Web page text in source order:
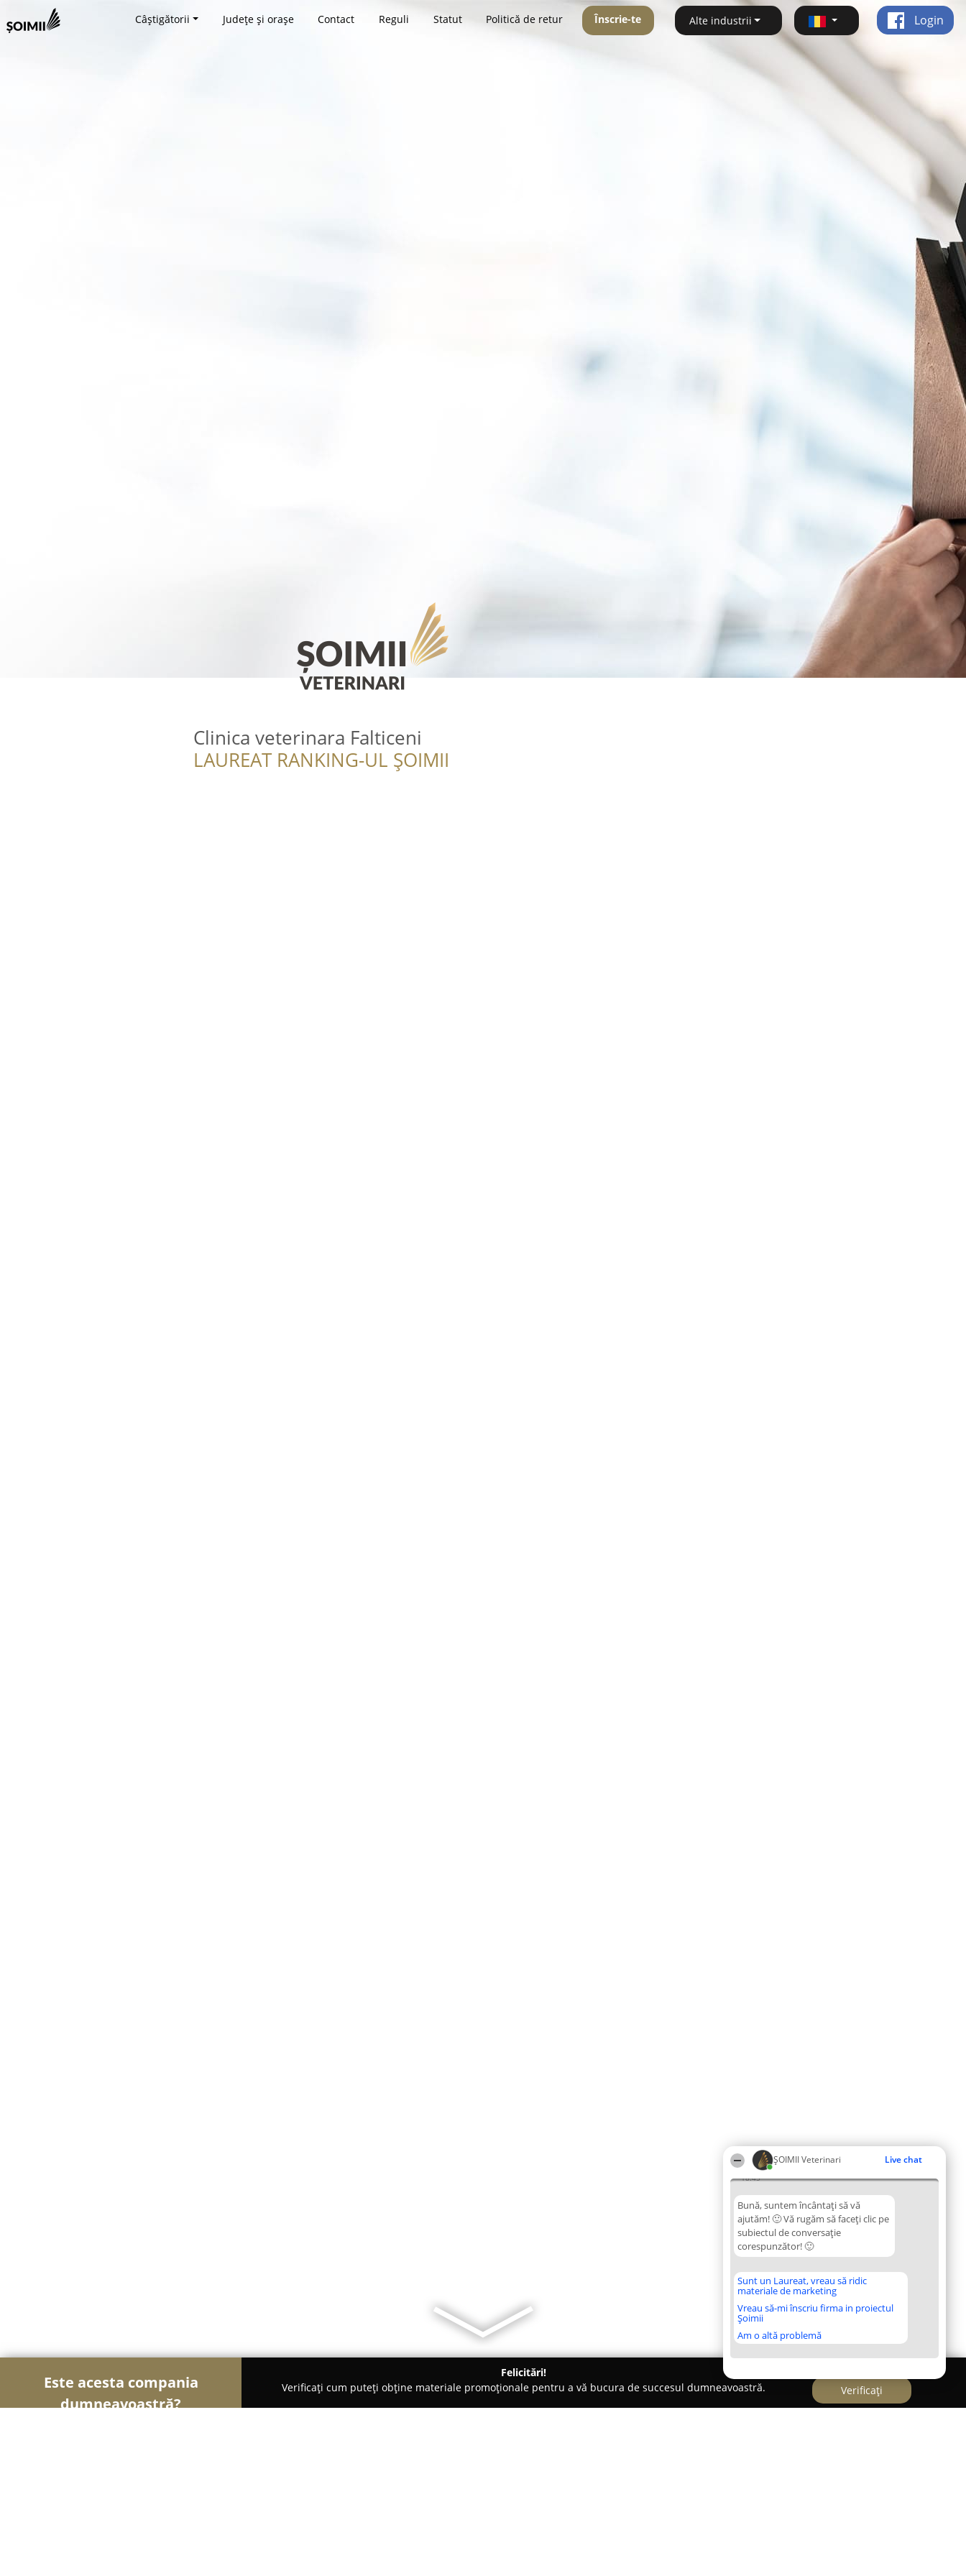
ȘOIMII Veterinari Live chat
18:45
Bună, suntem încântați să vă
ajutăm! 🙂 Vă rugăm să faceți clic pe
subiectul de conversație
corespunzător! 🙂
Sunt un Laureat, vreau să ridic
materiale de marketing
Vreau să-mi înscriu firma in proiectul
Șoimii
Am o altă problemă
Câștigătorii Județe și orașe Contact Reguli Statut Politică de retur Înscrie-te Alte industrii Login
Clinica veterinara Falticeni
LAUREAT RANKING-UL ȘOIMII
Este acesta compania
dumneavoastră?
Felicitări!
Verificați cum puteți obține materiale promoționale pentru a vă bucura de succesul dumneavoastră.
Verificați